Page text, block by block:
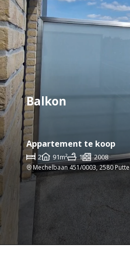
Balkon
Appartement te koop
2 91m² 1 2008
Mechelbaan 451/0003, 2580 Putte